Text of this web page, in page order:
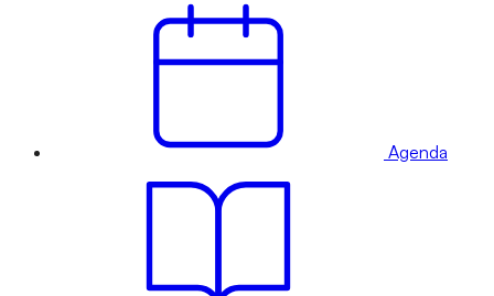
Agenda